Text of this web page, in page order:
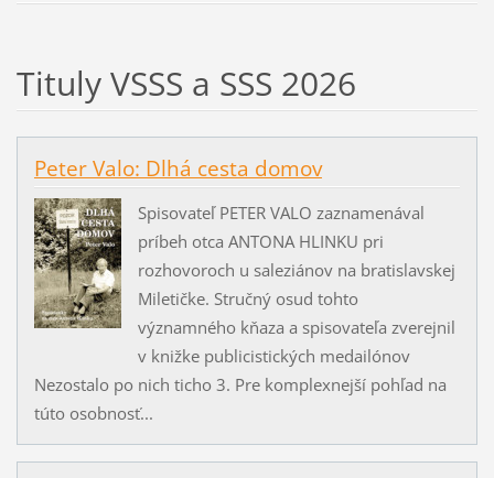
Tituly VSSS a SSS 2026
Peter Valo: Dlhá cesta domov
Spisovateľ PETER VALO zaznamenával
príbeh otca ANTONA HLINKU pri
rozhovoroch u saleziánov na bratislavskej
Miletičke. Stručný osud tohto
významného kňaza a spisovateľa zverejnil
v knižke publicistických medailónov
Nezostalo po nich ticho 3. Pre komplexnejší pohľad na
túto osobnosť...